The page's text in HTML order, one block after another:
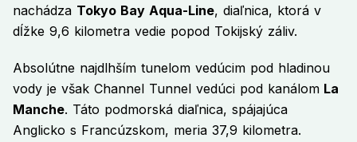
nachádza Tokyo Bay Aqua-Line, diaľnica, ktorá v
dĺžke 9,6 kilometra vedie popod Tokijský záliv.
Absolútne najdlhším tunelom vedúcim pod hladinou
vody je však Channel Tunnel vedúci pod kanálom La
Manche. Táto podmorská diaľnica, spájajúca
Anglicko s Francúzskom, meria 37,9 kilometra.